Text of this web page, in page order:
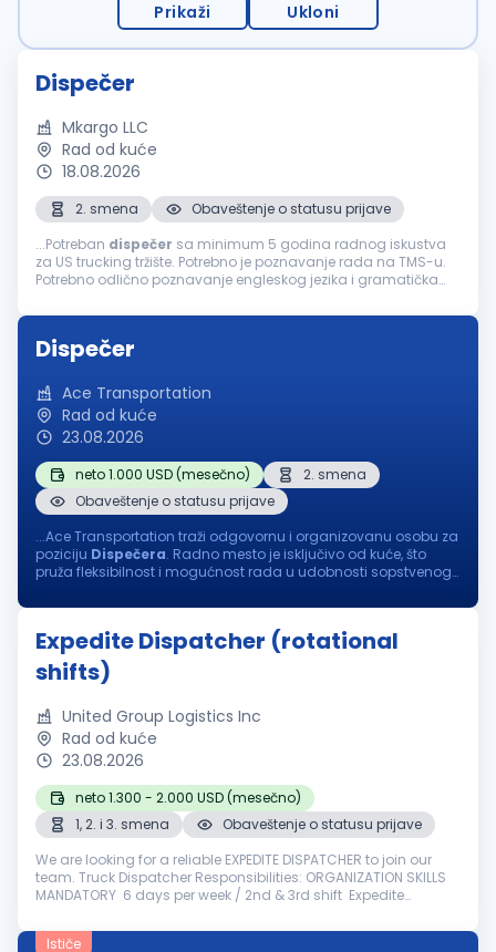
Prikaži Ukloni
Dispečer
Mkargo LLC
Rad od kuće
18.08.2026
2. smena
Obaveštenje o statusu prijave
...Potreban dispečer sa minimum 5 godina radnog iskustva
za US trucking tržište. Potrebno je poznavanje rada na TMS-u.
Potrebno odlično poznavanje engleskog jezika i gramatička
prijašnje iskustvo...
Dispečer
Ace Transportation
Rad od kuće
23.08.2026
neto 1.000 USD (mesečno)
2. smena
Obaveštenje o statusu prijave
...Ace Transportation traži odgovornu i organizovanu osobu za
poziciju Dispečera. Radno mesto je isključivo od kuće, što
pruža fleksibilnost i mogućnost rada u udobnosti sopstvenog
dinamičnom...
Expedite Dispatcher (rotational
shifts)
United Group Logistics Inc
Rad od kuće
23.08.2026
neto 1.300 - 2.000 USD (mesečno)
1, 2. i 3. smena
Obaveštenje o statusu prijave
We are looking for a reliable EXPEDITE DISPATCHER to join our
team. Truck Dispatcher Responsibilities: ORGANIZATION SKILLS
MANDATORY 6 days per week / 2nd & 3rd shift Expedite
AERO, P...
Ističe